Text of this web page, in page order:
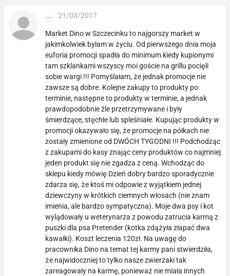
... 21/03/2017
Market Dino w Szczecinku to najgorszy market w
jakimkolwiek byłam w życiu. Od pierwszego dnia moja
euforia promocji spadła do minimum kiedy kupionymi
tam szklankami wszyscy moi goście na grillu pocięli
sobie wargi !!! Pomyślałam, że jednak promocje nie
zawsze są dobre. Kolejne zakupy to produkty po
terminie, następne to produkty w terminie, a jednak
prawdopodobnie źle przetrzymywane i były
śmierdzące, stęchłe lub spleśniałe. Kupując produkty w
promocji okazywało się, że promocje na półkach nie
zostały zmienione od DWÓCH TYGODNI !!! Podchodząc
z zakupami do kasy znając ceny produktów co najmniej
jeden produkt się nie zgadza z ceną. Wchodząc do
sklepu kiedy mówię Dzień dobry bardzo sporadycznie
zdarza się, że ktoś mi odpowie z wyjątkiem jednej
dziewczyny w krótkich ciemnych włosach (nie znam
imienia, ale bardzo sympatyczna). Moje dwa psy i kot
wylądowały u weterynarza z powodu zatrucia karmą z
puszki dla psa Pretender (kotka zdążyła złapać dwa
kawałki). Koszt leczenia 120zł. Na uwagę do
pracownika Dino na temat tej karmy pani stwierdziła,
że najwidoczniej to tylko nasze zwierzaki tak
zareagowały na karmę, ponieważ nie miała innych